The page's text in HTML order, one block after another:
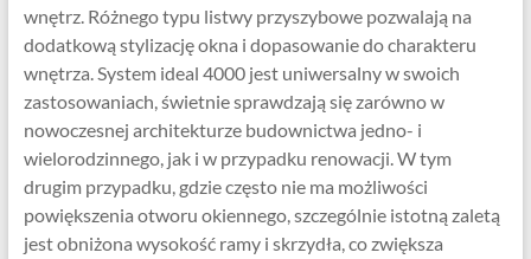
wnętrz. Różnego typu listwy przyszybowe pozwalają na
dodatkową stylizację okna i dopasowanie do charakteru
wnętrza. System ideal 4000 jest uniwersalny w swoich
zastosowaniach, świetnie sprawdzają się zarówno w
nowoczesnej architekturze budownictwa jedno- i
wielorodzinnego, jak i w przypadku renowacji. W tym
drugim przypadku, gdzie często nie ma możliwości
powiększenia otworu okiennego, szczególnie istotną zaletą
jest obniżona wysokość ramy i skrzydła, co zwiększa